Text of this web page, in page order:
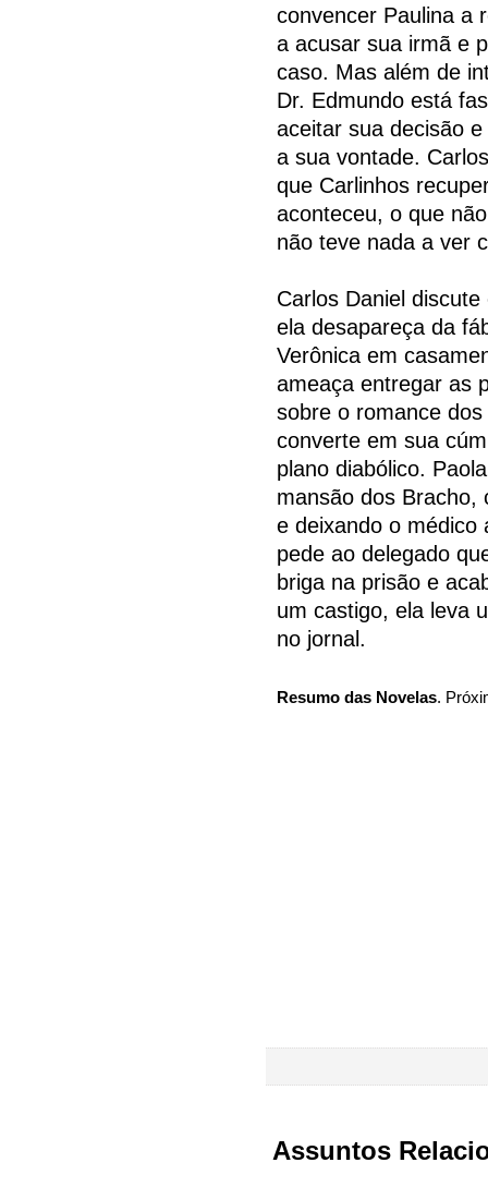
convencer Paulina a
a acusar sua irmã e
caso. Mas além de
Dr. Edmundo está
aceitar sua decisão
a sua vontade.
que Carlinhos
aconteceu, o que
não teve nada a ver
Carlos Daniel
ela desapareça da
Verônica em
ameaça entregar as
sobre o romance
converte em sua
plano diabólico.
mansão dos Bracho,
e deixando o médico
pede ao delegado
briga na prisão e
um castigo, ela leva
no jornal.
Resumo das Novelas.
Assuntos